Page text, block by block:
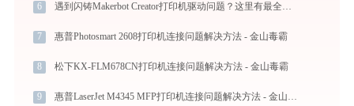
6 遇到闪铸Makerbot Creator打印机驱动问题？这里有最全的下载及安装指导
7 惠普Photosmart 2608打印机连接问题解决方法 - 金山毒霸
8 松下KX-FLM678CN打印机连接问题解决方法 - 金山毒霸
9 惠普LaserJet M4345 MFP打印机连接问题解决方法 - 金山毒霸